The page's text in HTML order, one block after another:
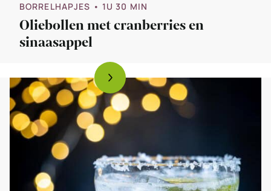
BORRELHAPJES • 1U 30 MIN
Oliebollen met cranberries en
sinaasappel